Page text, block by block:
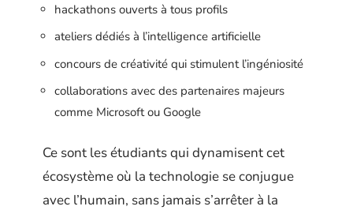
hackathons ouverts à tous profils
ateliers dédiés à l’intelligence artificielle
concours de créativité qui stimulent l’ingéniosité
collaborations avec des partenaires majeurs
comme Microsoft ou Google
Ce sont les étudiants qui dynamisent cet
écosystème où la technologie se conjugue
avec l’humain, sans jamais s’arrêter à la